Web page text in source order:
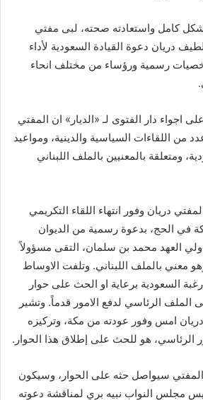
ر
ي
د
ي
ا
كامل واستعادته صحته، لبى مفتي
دريان دعوة القيادة السعودية لأداء
رسمية ورؤساء من مختلف انحاء
دار الفتوى لـ «الديار» ان المفتي
من اللقاءات السياسية والدينية، ومواعيد
ومتعلقة بالمعنيين بالملف اللبناني
دريان وفور انتهاء اللقاء التكريمي
في الحج، بدعوة رسمية من الديوان
العهد محمد بن سلمان، التقى مسؤولاً
معني بالملف اللبناني. وتلفت الاوساط
السعودية برعاية او الحث على حوار
الملف الرئاسي لدفع الامور قدماً. وتشير
امس وفور عودته من مكة، وتركيزه
الرئاسي، هو للحث على إطلاق هذا الحوار.
سيواصل حثه على الحوار، وسيكون
مجلس النواب نبيه بري لمناقشة دعوته